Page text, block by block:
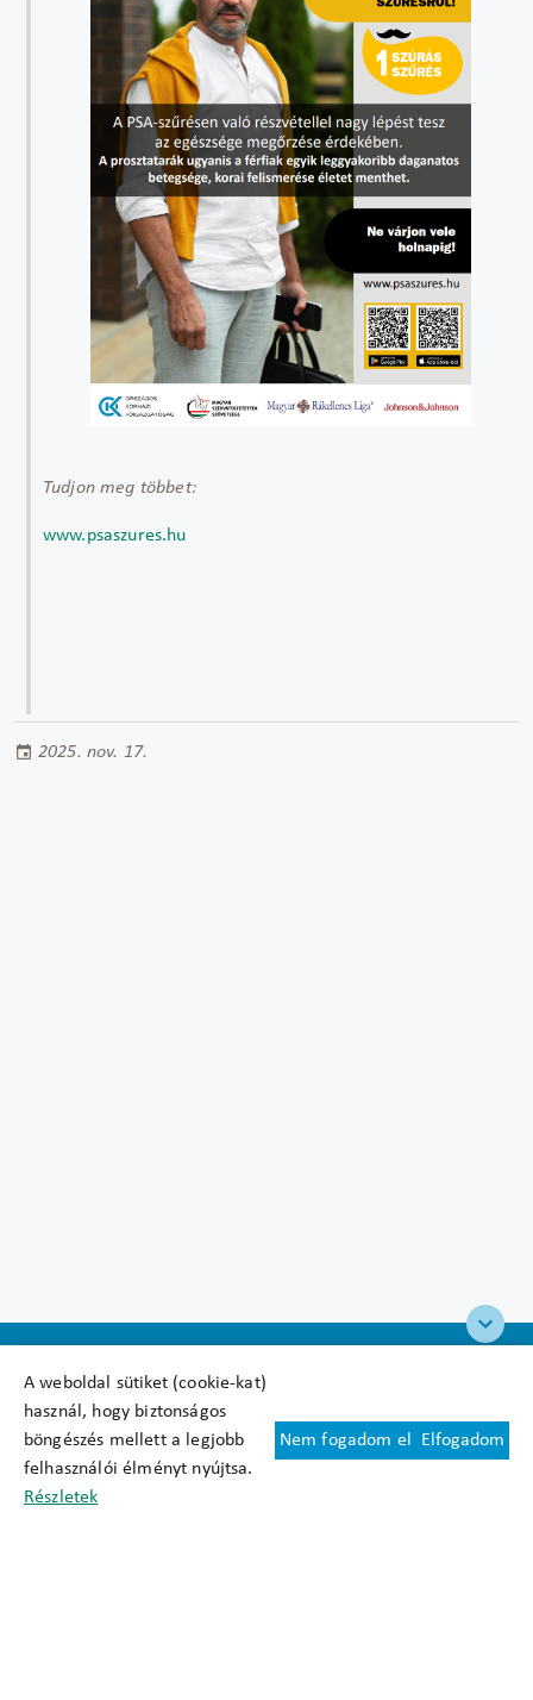
A weboldal sütiket (cookie-kat)
használ, hogy biztonságos
böngészés mellett a legjobb
felhasználói élményt nyújtsa.
Részletek
Nem fogadom el Elfogadom
Tudjon meg többet:
www.psaszures.hu
2025. nov. 17.
Felhasználási feltételek